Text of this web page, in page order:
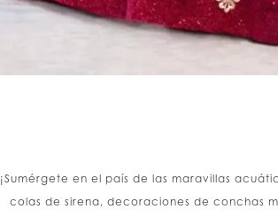
¡Sumérgete en el país de las maravillas
colas de sirena, decoraciones de conchas